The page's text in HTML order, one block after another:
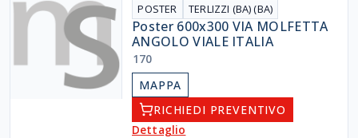
POSTER TERLIZZI (BA) (BA)
Poster 600x300 VIA MOLFETTA
ANGOLO VIALE ITALIA
170
MAPPA
RICHIEDI PREVENTIVO
Dettaglio